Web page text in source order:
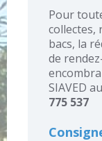
Pour
collectes,
bacs, la
de
SIAVED au
775 537